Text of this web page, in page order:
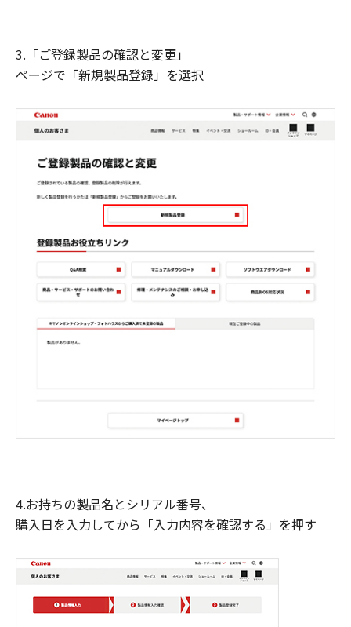
3.「ご登録製品の確認と変更」
ページで「新規製品登録」を選択
4.お持ちの製品名とシリアル番号、
購入日を入力してから「入力内容を確認する」を押す